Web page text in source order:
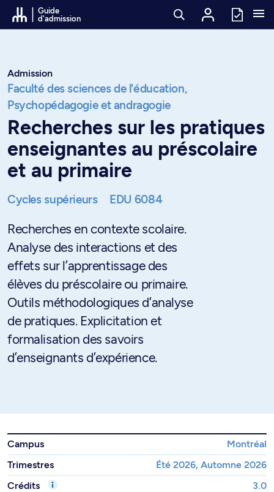
Passer au contenu
Guide
d'admission
Admission
Faculté des sciences de l'éducation,
Psychopédagogie et andragogie
Recherches sur les pratiques
enseignantes au préscolaire
et au primaire
Cycles supérieurs EDU 6084
Recherches en contexte scolaire.
Analyse des interactions et des
effets sur l’apprentissage des
élèves du préscolaire ou primaire.
Outils méthodologiques d’analyse
de pratiques. Explicitation et
formalisation des savoirs
d’enseignants d’expérience.
Campus
Montréal
Trimestres
Été 2026, Automne 2026
Crédits
3.0